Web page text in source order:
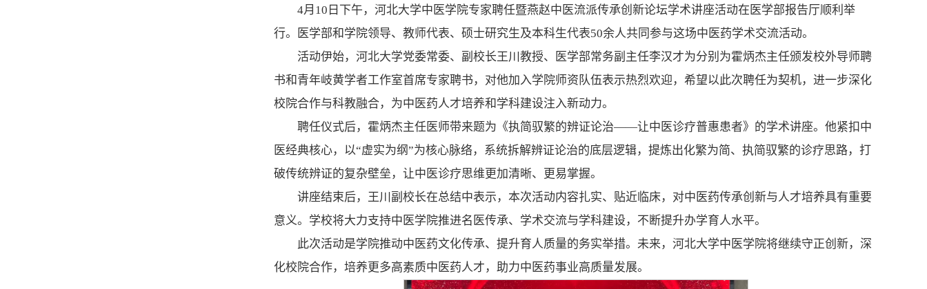
4月10日下午，河北大学中医学院专家聘任暨燕赵中医流派传承创新论坛学术讲座活动在医学部报告厅顺利举
行。医学部和学院领导、教师代表、硕士研究生及本科生代表50余人共同参与这场中医药学术交流活动。
活动伊始，河北大学党委常委、副校长王川教授、医学部常务副主任李汉才为分别为霍炳杰主任颁发校外导师聘
书和青年岐黄学者工作室首席专家聘书，对他加入学院师资队伍表示热烈欢迎，希望以此次聘任为契机，进一步深化
校院合作与科教融合，为中医药人才培养和学科建设注入新动力。
聘任仪式后，霍炳杰主任医师带来题为《执简驭繁的辨证论治——让中医诊疗普惠患者》的学术讲座。他紧扣中
医经典核心，以“虚实为纲”为核心脉络，系统拆解辨证论治的底层逻辑，提炼出化繁为简、执简驭繁的诊疗思路，打
破传统辨证的复杂壁垒，让中医诊疗思维更加清晰、更易掌握。
讲座结束后，王川副校长在总结中表示，本次活动内容扎实、贴近临床，对中医药传承创新与人才培养具有重要
意义。学校将大力支持中医学院推进名医传承、学术交流与学科建设，不断提升办学育人水平。
此次活动是学院推动中医药文化传承、提升育人质量的务实举措。未来，河北大学中医学院将继续守正创新，深
化校院合作，培养更多高素质中医药人才，助力中医药事业高质量发展。